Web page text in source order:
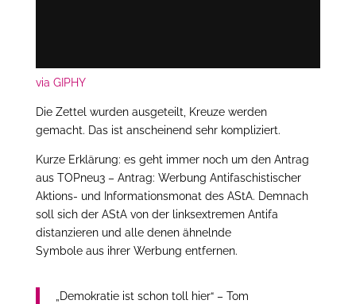
via GIPHY
Die Zettel wurden ausgeteilt, Kreuze werden
gemacht. Das ist anscheinend sehr kompliziert.
Kurze Erklärung: es geht immer noch um den Antrag
aus TOPneu3 – Antrag: Werbung Antifaschistischer
Aktions- und Informationsmonat des AStA. Demnach
soll sich der AStA von der linksextremen Antifa
distanzieren und alle denen ähnelnde
Symbole aus ihrer Werbung entfernen.
„Demokratie ist schon toll hier“ – Tom